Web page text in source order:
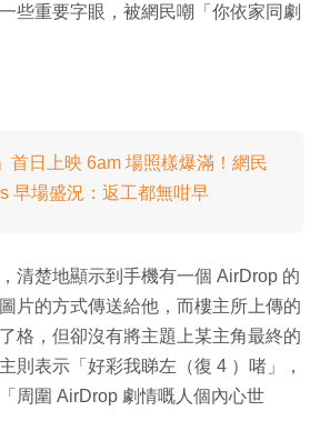
些重要字眼，被網民嘲「你依家同劇
首日上映 6am 場照樣爆滿！網民
早場盛況：返工都無咁早
清楚地顯示到手機有一個 AirDrop 的
片的方式傳送給他，而樓主所上傳的
格，但卻沒有將主題上某主角最終的
則表示「好彩我睇左（復 4 ）啫」，
周圍 AirDrop 劇情嘅人個內心世